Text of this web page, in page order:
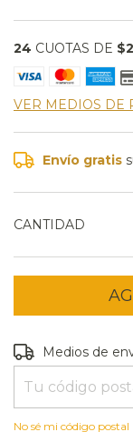
24 CUOTAS DE
VER MEDIOS DE
Envío gratis
CANTIDAD
Entregas para el
Medios de
No sé mi código postal